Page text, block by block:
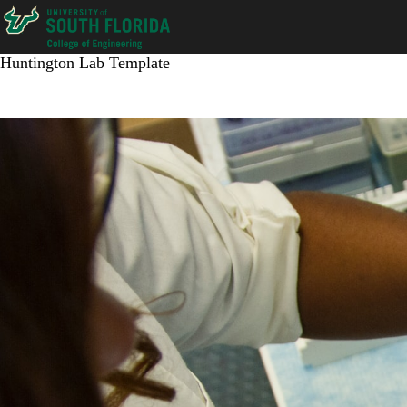
Skip
to
content
Huntington Lab Template